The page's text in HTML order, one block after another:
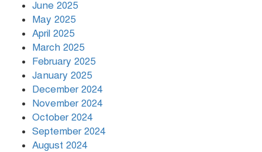
June 2025
May 2025
April 2025
March 2025
February 2025
January 2025
December 2024
November 2024
October 2024
September 2024
August 2024